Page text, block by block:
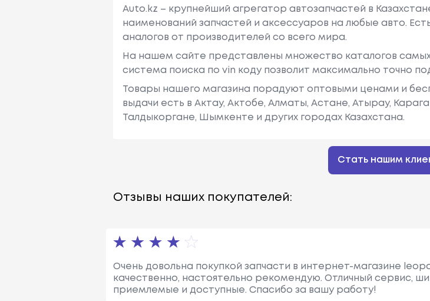
Auto.kz – крупнейший агрегатор автозапчастей в
наименований запчастей и аксессуаров на любые авто.
аналогов от производителей со всего мира.
На нашем сайте представлены множество каталогов
система поиска по vin коду позволит максимально точно
Товары нашего магазина порадуют оптовыми ценами и
выдачи есть в Актау, Актобе, Алматы, Астане, Атырау,
Талдыкоргане, Шымкенте и других городах Казахстана.
Стать нашим
Отзывы наших покупателей:
Очень довольна покупкой запчасти в интернет-магазине
качественно, настоятельно рекомендую. Отличный сервис,
приемлемые и доступные. Спасибо за вашу работу!